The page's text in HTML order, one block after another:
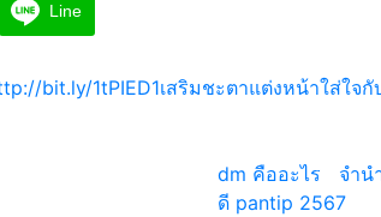
Line
bit.ly/1tPIED1เสริมชะตาแต่งหน้าใส่ใจ
dm คืออะไร
จํานํ
ดี pantip 2567